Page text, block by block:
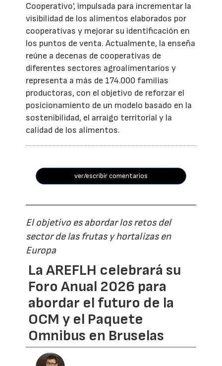
Cooperativo', impulsada para incrementar la
visibilidad de los alimentos elaborados por
cooperativas y mejorar su identificación en
los puntos de venta. Actualmente, la enseña
reúne a decenas de cooperativas de
diferentes sectores agroalimentarios y
representa a más de 174.000 familias
productoras, con el objetivo de reforzar el
posicionamiento de un modelo basado en la
sostenibilidad, el arraigo territorial y la
calidad de los alimentos.
ver/escribir comentarios
El objetivo es abordar los retos del
sector de las frutas y hortalizas en
Europa
La AREFLH celebrará su
Foro Anual 2026 para
abordar el futuro de la
OCM y el Paquete
Omnibus en Bruselas